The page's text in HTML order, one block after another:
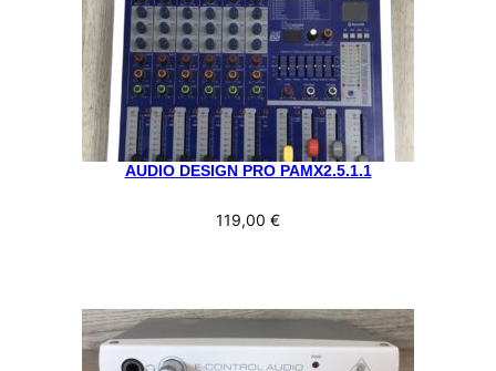
AUDIO DESIGN PRO PAMX2.5.1.1
119,00 €